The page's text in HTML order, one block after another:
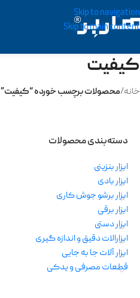
Skip to navigation
Skip to main content
کیفیت
خانه/محصولات برچسب خورده “کیفیت”
دسته‌بندی محصولات
ابزار بنزینی
ابزار بادی
ابزار برشو جوش کاری
ابزار برقی
ابزار دستی
ابزارالات دقیق و اندازه گیری
ابزار آلات جا به جایی
قطعات مصرفی و یدکی